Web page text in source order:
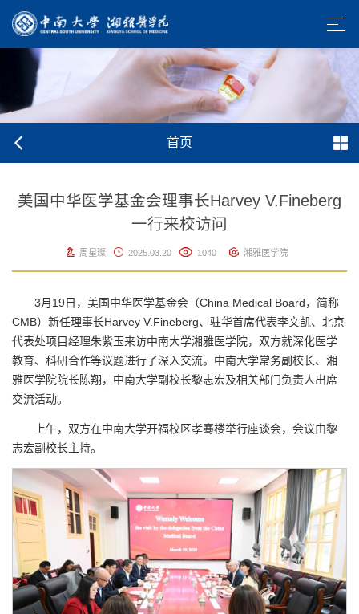
首页
美国中华医学基金会理事长Harvey V.Fineberg
一行来校访问
周星璨 2025.03.20 1040 湘雅医学院
3月19日，美国中华医学基金会（China Medical Board，简称
CMB）新任理事长Harvey V.Fineberg、驻华首席代表李文凯、北京
代表处项目经理朱紫玉来访中南大学湘雅医学院，双方就深化医学
教育、科研合作等议题进行了深入交流。中南大学常务副校长、湘
雅医学院院长陈翔，中南大学副校长黎志宏及相关部门负责人出席
交流活动。
上午，双方在中南大学开福校区孝骞楼举行座谈会，会议由黎
志宏副校长主持。